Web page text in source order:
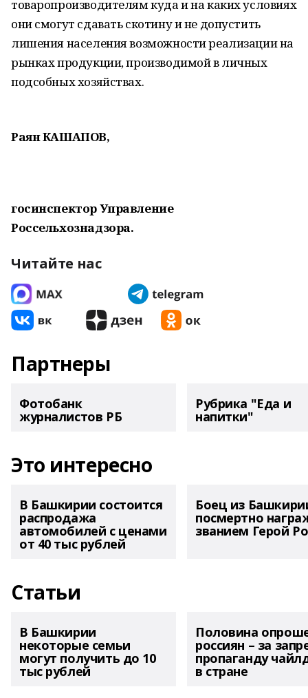
товаропроизводителям куда и на каких условиях
они смогут сдавать скотину и не допустить
лишения населения возможности реализации на
рынках продукции, производимой в личных
подсобных хозяйствах.
Раян КАШАПОВ,
госинспектор Управление
Россельхознадзора.
Читайте нас
Партнеры
Фотобанк
журналистов РБ
Рубрика "Еда и
напитки"
Это интересно
В Башкирии состоится
распродажа
автомобилей с ценами
от 40 тыс рублей
Боец из
посмертно
званием Герой
Статьи
В Башкирии
некоторые семьи
могут получить до 10
тыс рублей
Половина
россиян – за
пропаганду
в стране